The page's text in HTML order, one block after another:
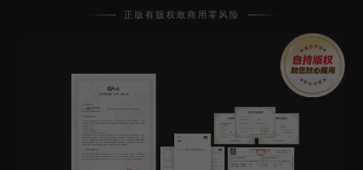
正版有版权敢商用零风险